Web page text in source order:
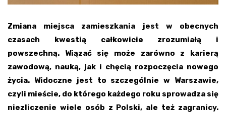
Zmiana miejsca zamieszkania jest w obecnych
czasach kwestią całkowicie zrozumiałą i
powszechną. Wiązać się może zarówno z karierą
zawodową, nauką, jak i chęcią rozpoczęcia nowego
życia. Widoczne jest to szczególnie w Warszawie,
czyli mieście, do którego każdego roku sprowadza się
niezliczenie wiele osób z Polski, ale też zagranicy.